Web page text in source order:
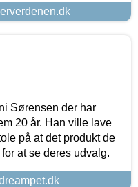
Sørensen der har
20 år. Han ville lave
på at det produkt de
at se deres udvalg.